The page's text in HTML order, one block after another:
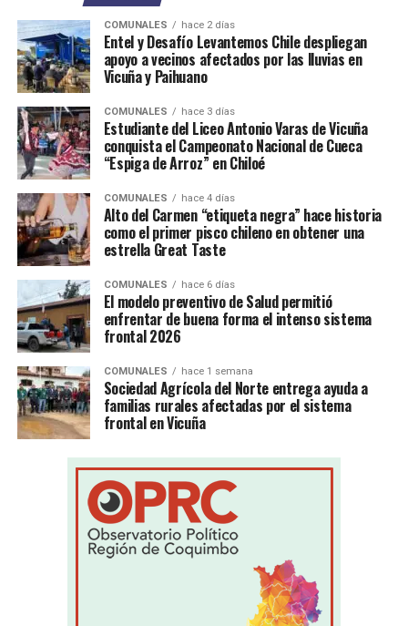
COMUNALES hace 2 días
Entel y Desafío Levantemos Chile despliegan
apoyo a vecinos afectados por las lluvias en
Vicuña y Paihuano
COMUNALES hace 3 días
Estudiante del Liceo Antonio Varas de Vicuña
conquista el Campeonato Nacional de Cueca
“Espiga de Arroz” en Chiloé
COMUNALES hace 4 días
Alto del Carmen “etiqueta negra” hace historia
como el primer pisco chileno en obtener una
estrella Great Taste
COMUNALES hace 6 días
El modelo preventivo de Salud permitió
enfrentar de buena forma el intenso sistema
frontal 2026
COMUNALES hace 1 semana
Sociedad Agrícola del Norte entrega ayuda a
familias rurales afectadas por el sistema
frontal en Vicuña